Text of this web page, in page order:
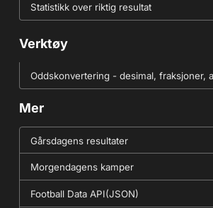
Statistikk over riktig resultat
Verktøy
Oddskonvertering - desimal, fraksjoner,
Mer
Gårsdagens resultater
Morgendagens kamper
Football Data API(JSON)